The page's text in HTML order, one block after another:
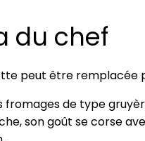
du chef
peut être remplacée
fromages de type
son goût se corse